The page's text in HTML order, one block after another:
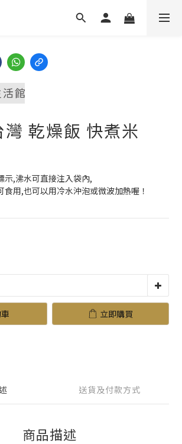
乾燥飯 快煮米
示,沸水可直接注入袋內,
用,也可以用冷水沖泡或微波加熱喔！
立即購買
送貨及付款方式
商品描述